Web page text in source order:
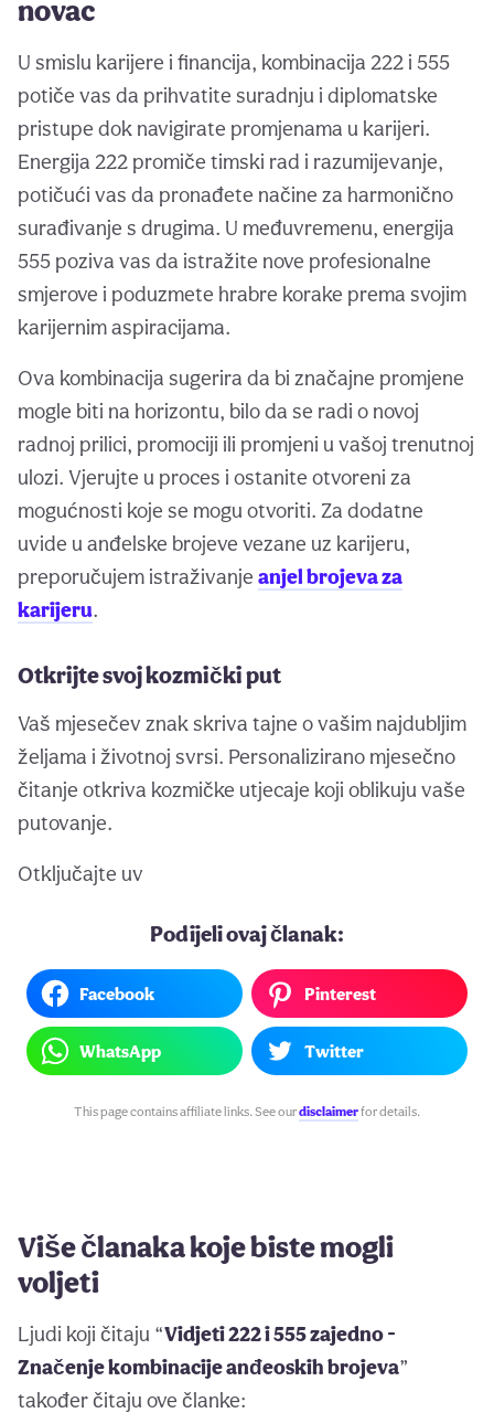
novac
U smislu karijere i financija, kombinacija 222 i 555
potiče vas da prihvatite suradnju i diplomatske
pristupe dok navigirate promjenama u karijeri.
Energija 222 promiče timski rad i razumijevanje,
potičući vas da pronađete načine za harmonično
surađivanje s drugima. U međuvremenu, energija
555 poziva vas da istražite nove profesionalne
smjerove i poduzmete hrabre korake prema svojim
karijernim aspiracijama.
Ova kombinacija sugerira da bi značajne promjene
mogle biti na horizontu, bilo da se radi o novoj
radnoj prilici, promociji ili promjeni u vašoj trenutnoj
ulozi. Vjerujte u proces i ostanite otvoreni za
mogućnosti koje se mogu otvoriti. Za dodatne
uvide u anđelske brojeve vezane uz karijeru,
preporučujem istraživanje anjel brojeva za
karijeru.
Otkrijte svoj kozmički put
Vaš mjesečev znak skriva tajne o vašim najdubljim
željama i životnoj svrsi. Personalizirano mjesečno
čitanje otkriva kozmičke utjecaje koji oblikuju vaše
putovanje.
Otključajte uv
Podijeli ovaj članak:
Facebook Pinterest
WhatsApp Twitter
This page contains affiliate links. See ourdisclaimerfor details.
Više članaka koje biste mogli
voljeti
Ljudi koji čitaju “Vidjeti 222 i 555 zajedno -
Značenje kombinacije anđeoskih brojeva”
također čitaju ove članke: